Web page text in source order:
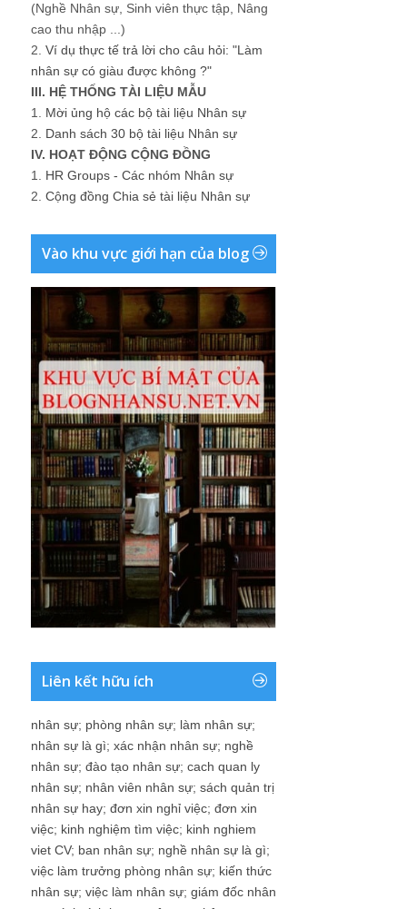
(Nghề Nhân sự, Sinh viên thực tập, Nâng
cao thu nhập ...)
2. Ví dụ thực tế trả lời cho câu hỏi: "Làm
nhân sự có giàu được không ?"
III. HỆ THỐNG TÀI LIỆU MẪU
1. Mời ủng hộ các bộ tài liệu Nhân sự
2. Danh sách 30 bộ tài liệu Nhân sự
IV. HOẠT ĐỘNG CỘNG ĐỒNG
1. HR Groups - Các nhóm Nhân sự
2. Cộng đồng Chia sẻ tài liệu Nhân sự
Vào khu vực giới hạn của blog
Liên kết hữu ích
nhân sự; phòng nhân sự; làm nhân sự;
nhân sự là gì; xác nhận nhân sự; nghề
nhân sự; đào tạo nhân sự; cach quan ly
nhân sự; nhân viên nhân sự; sách quản trị
nhân sự hay; đơn xin nghỉ việc; đơn xin
việc; kinh nghiệm tìm việc; kinh nghiem
viet CV; ban nhân sự; nghề nhân sự là gì;
việc làm trưởng phòng nhân sự; kiến thức
nhân sự; việc làm nhân sự; giám đốc nhân